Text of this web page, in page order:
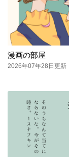
漫画の部屋
2026年07年28日更新